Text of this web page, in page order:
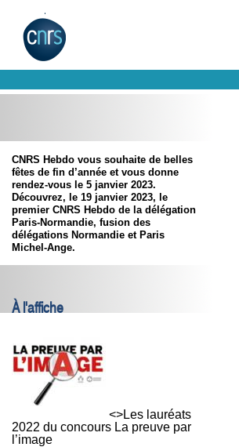
CNRS Hebdo vous souhaite de belles
fêtes de fin d’année et vous donne
rendez-vous le 5 janvier 2023.
Découvrez, le 19 janvier 2023, le
premier CNRS Hebdo de la délégation
Paris-Normandie, fusion des
délégations Normandie et Paris
Michel-Ange.
À l'affiche
<>Les lauréats
2022 du concours La preuve par
l’image